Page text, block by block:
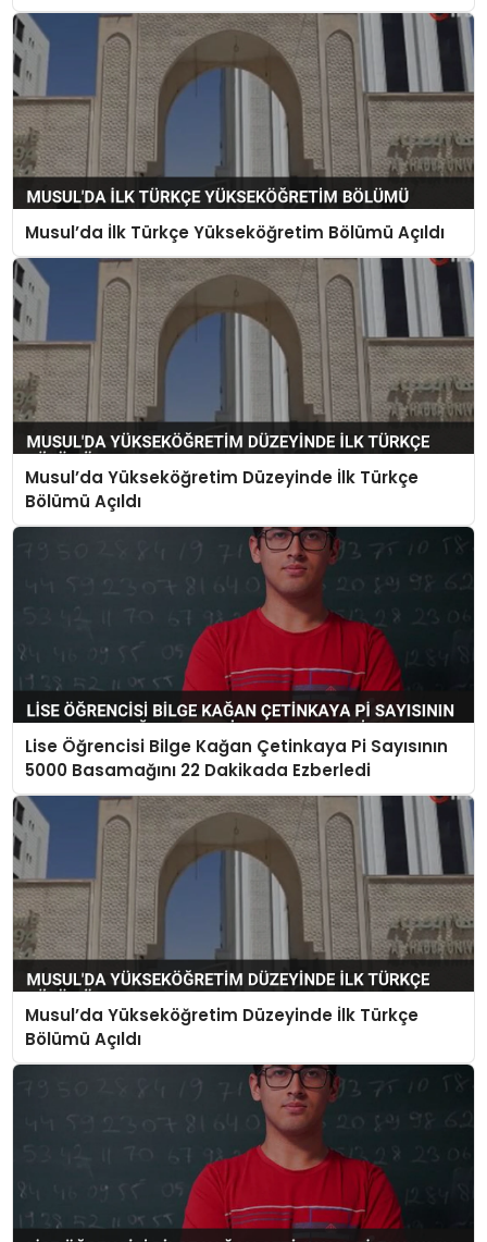
Musul’da İlk Türkçe Yükseköğretim Bölümü Açıldı
Musul’da Yükseköğretim Düzeyinde İlk Türkçe
Bölümü Açıldı
Lise Öğrencisi Bilge Kağan Çetinkaya Pi Sayısının
5000 Basamağını 22 Dakikada Ezberledi
Musul’da Yükseköğretim Düzeyinde İlk Türkçe
Bölümü Açıldı